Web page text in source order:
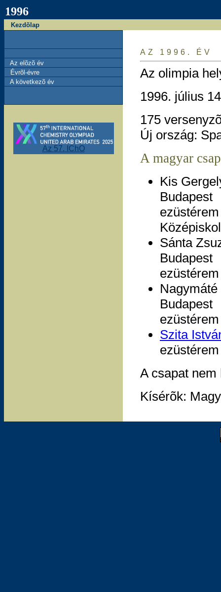
1996
Kezdõlap
Az elõzõ év
Évrõl-évre
A következõ év
Az 57. IChO
AZ 1996. ÉV
Az olimpia
1996. július
175
Új ország:
A magyar
Kis
Budapest
Sánta
Budapest
Budapest
Szita
A csapat
Kísérõk: